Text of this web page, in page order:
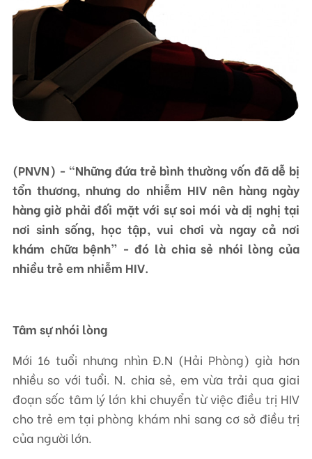
TRUNG TÂM HỖ TRỢ SÁNG KIẾN PHÁT TRIỂN CỘNG ĐỒNG
Số 9, ngõ 165/30 Thái Hà, phường Đống Đa, thành phố Hà Nội, Việt Nam
Điện thoại: +84-24-3572 0689
Fax: +84-24-3572 0689
(PNVN) - “Những đứa trẻ bình thường vốn đã dễ bị
tổn thương, nhưng do nhiễm HIV nên hàng ngày
hàng giờ phải đối mặt với sự soi mói và dị nghị tại
nơi sinh sống, học tập, vui chơi và ngay cả nơi
khám chữa bệnh” - đó là chia sẻ nhói lòng của
nhiều trẻ em nhiễm HIV.
Tâm sự nhói lòng
Mới 16 tuổi nhưng nhìn Đ.N (Hải Phòng) già hơn
nhiều so với tuổi. N. chia sẻ, em vừa trải qua giai
đoạn sốc tâm lý lớn khi chuyển từ việc điều trị HIV
cho trẻ em tại phòng khám nhi sang cơ sở điều trị
của người lớn.